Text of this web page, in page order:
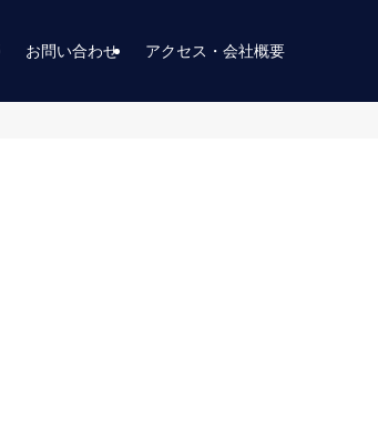
お問い合わせ アクセス・会社概要